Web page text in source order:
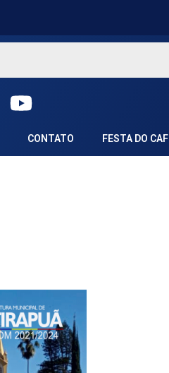
CONTATO FESTA DO